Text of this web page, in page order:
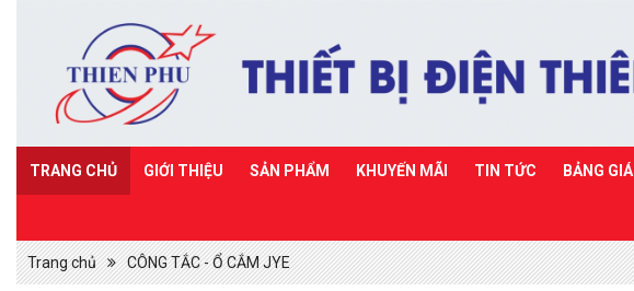
TRANG CHỦ GIỚI THIỆU SẢN PHẨM KHUYẾN MÃI TIN TỨC BẢNG GIÁ
Trang chủ CÔNG TẮC - Ổ CẮM JYE